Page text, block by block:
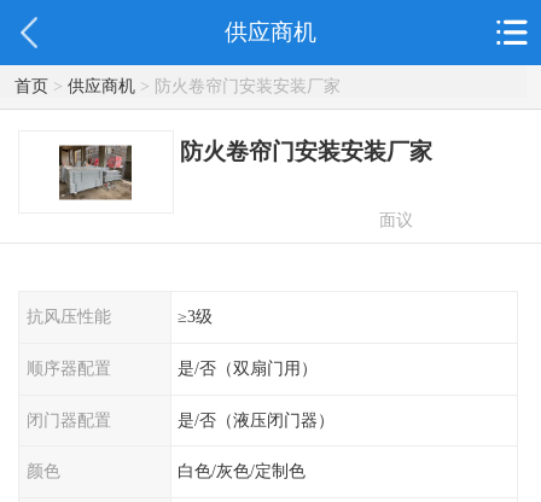
供应商机
首页> 供应商机> 防火卷帘门安装安装厂家
防火卷帘门安装安装厂家
面议
抗风压性能 ≥3级
顺序器配置 是/否（双扇门用）
闭门器配置 是/否（液压闭门器）
颜色 白色/灰色/定制色